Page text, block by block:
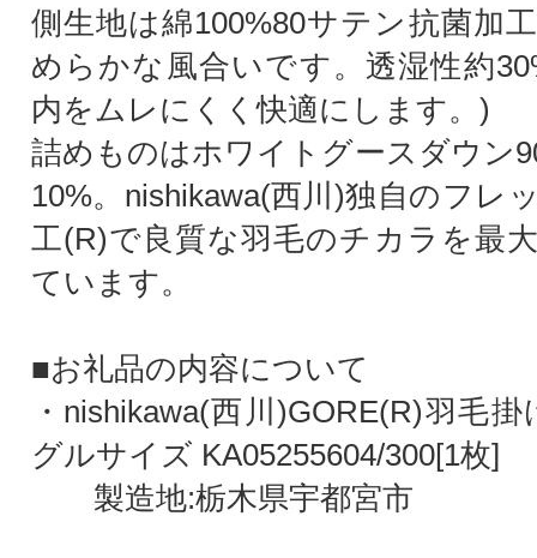
側生地は綿100%80サテン抗菌加
めらかな風合いです。透湿性約
内をムレにくく快適にします。)
詰めものはホワイトグースダウン
10%。nishikawa(西川)独自のフレ
工(R)で良質な羽毛のチカラを最
ています。
■お礼品の内容について
・nishikawa(西川)GORE(R)羽毛
グルサイズ KA05255604/300[1枚]
製造地:栃木県宇都宮市